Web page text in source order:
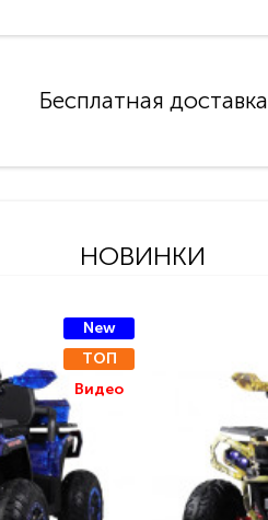
Бесплатная доставка
НОВИНКИ
New
ТОП
Видео